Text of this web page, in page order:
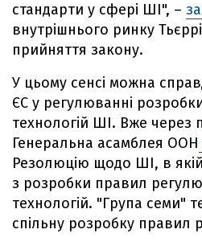
стандарти у сфері ШІ", –
внутрішнього ринку
прийняття закону.
У цьому сенсі можна
ЄС у регулюванні
технологій ШІ. Вже через
Генеральна асамблея ООН
Резолюцію щодо ШІ, в
з розробки правил
технологій. "Група семи"
спільну розробку правил